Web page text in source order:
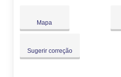
Mapa
Sugerir correção